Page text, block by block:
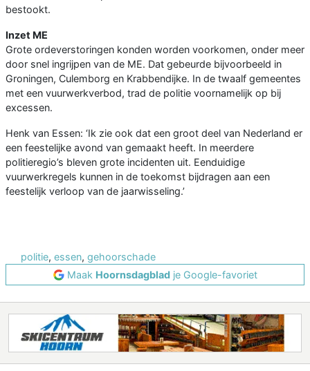
bestookt.
Inzet ME
Grote ordeverstoringen konden worden voorkomen, onder meer
door snel ingrijpen van de ME. Dat gebeurde bijvoorbeeld in
Groningen, Culemborg en Krabbendijke. In de twaalf gemeentes
met een vuurwerkverbod, trad de politie voornamelijk op bij
excessen.
Henk van Essen: ‘Ik zie ook dat een groot deel van Nederland er
een feestelijke avond van gemaakt heeft. In meerdere
politieregio’s bleven grote incidenten uit. Eenduidige
vuurwerkregels kunnen in de toekomst bijdragen aan een
feestelijk verloop van de jaarwisseling.’
politie, essen, gehoorschade
Maak Hoornsdagbladje Google-favoriet